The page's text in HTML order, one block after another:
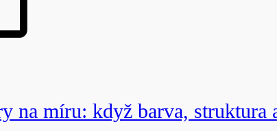
na míru: když barva,